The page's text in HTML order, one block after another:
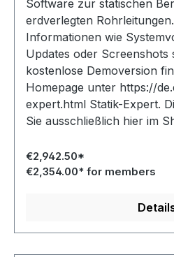
Software zur statischen
erdverlegten
Informationen wie
Updates oder Screenshots
kostenlose Demoversion
Homepage unter https://
expert.html Statik-Expert.
Sie ausschließlich hier im
€2,942.50*
€2,354.00* for members